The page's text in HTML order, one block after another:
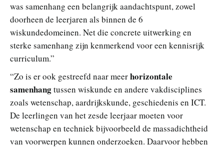
was samenhang een belangrijk aandachtspunt, zowel
doorheen de leerjaren als binnen de 6
wiskundedomeinen. Net die concrete uitwerking en
sterke samenhang zijn kenmerkend voor een kennisrijk
curriculum.”
“Zo is er ook gestreefd naar meerhorizontale
samenhangtussen wiskunde en andere vakdisciplines
zoals wetenschap, aardrijkskunde, geschiedenis en ICT.
De leerlingen van het zesde leerjaar moeten voor
wetenschap en techniek bijvoorbeeld de massadichtheid
van voorwerpen kunnen onderzoeken. Daarvoor hebben